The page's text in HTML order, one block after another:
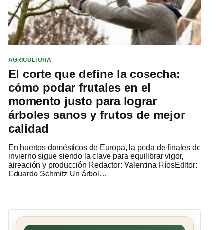
AGRICULTURA
El corte que define la cosecha:
cómo podar frutales en el
momento justo para lograr
árboles sanos y frutos de mejor
calidad
En huertos domésticos de Europa, la poda de finales de
invierno sigue siendo la clave para equilibrar vigor,
aireación y producción Redactor: Valentina RíosEditor:
Eduardo Schmitz Un árbol…